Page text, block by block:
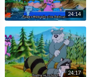
24:14
24:17